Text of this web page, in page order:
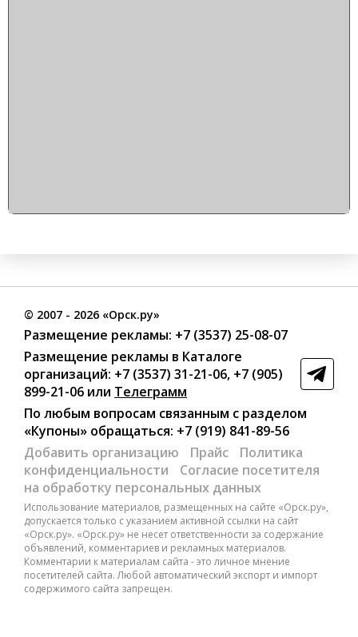
© 2007 - 2026 «Орск.ру»
Размещение рекламы: +7 (3537) 25-08-07
Размещение рекламы в Каталоге
организаций: +7 (3537) 31-21-06, +7 (905)
899-21-06 или Телеграмм
По любым вопросам связанным с разделом
«Купоны» обращаться: +7 (919) 841-89-56
Добавить организацию
Прайс
Политика
конфиденциальности
Согласие посетителя
на обработку персональных данных
Использование материалов, размещенных на сайте «Орск.ру»,
допускается только с указанием активной ссылки на сайт
«Орск.ру». «Орск.ру» не несет ответственности за содержание
объявлений, комментариев и рекламных материалов.
Комментарии к материалам сайта - это личное мнение
посетителей сайта. Любой автоматический экспорт и импорт
содержимого сайта запрещен.